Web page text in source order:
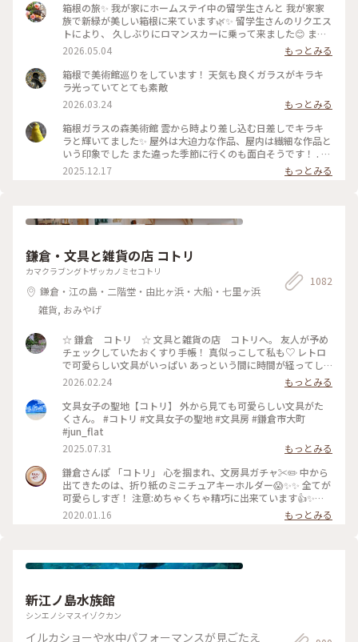
箱根の旅✨ 我が家にホームステイ中の留学生さんと 我が家家
族で新緑が美しい箱根に来ています🌿✨ 留学生さんのリクエス
トにより、 久しぶりにロマンスカーに乗って来ました😊 まず
は、箱根ガラスの森美術館へ°˖✧ 1番感動したのが、庭園でひ
ときわ輝いていた 「クリスタル・ガラスの藤の花」💙💜🤍 藤
の花は春から初夏にかけて 箱根の山間に美しく咲くそうで、
またイタリア•フィレンツェにも 名所があるそうです✨ その藤
の花をクリスタル・ガラスで表現... 爽やかな初夏の風と木漏れ
日に輝く様子は 夢のように美しかったです𖧷 ⁺. 【展示期間】
2026年3月14日から6月25日まで。 #箱根ガラスの森美術館 #
箱根 #ちいさな列車旅 #クリスタル・ガラスの藤の花 #藤の花
#藤 #久しぶりにロマンスカー
2026.05.04
もっとみる
箱根で美術館巡りをしています！ 天気も良くガラスがキラキ
ラ光っていてとても素敵
2026.03.24
もっとみる
箱根ガラスの森美術館 雲から時より差し込む日差しでキラキ
ラと輝いてました✨ 屋外は大迫力な作品、屋内は繊細な作品と
いう印象でした また違った季節に行くのも面白そうです！ . #
2025.12.17 もっとみる
鎌倉・文具と雑貨の店 コトリ
カマクラブングトザッカノミセコトリ
鎌倉・江の島・二階堂・由比ヶ浜・大船・七里ヶ浜
雑貨, おみやげ
1082
☆ 鎌倉 コトリ ☆ 文具と雑貨の店 コトリへ。 友人が予め
チェックしていたおくすり手帳！ 真似っこして私も♡ レトロ
で可愛らしい文具がいっぱい あっという間に時間が経ってし
まいます。 そして懲りずにまた、小さいファイルを買ってしま
った‥ #文具 #雑貨 #鎌倉 #鎌倉コトリ
2026.02.24
もっとみる
文具女子の聖地【コトリ】 外から見ても可愛らしい文具がた
くさん。 #コトリ #文具女子の聖地 #文具房 #鎌倉市大町
#jun_flat
2025.07.31
もっとみる
鎌倉さんぽ 「コトリ」 心を掴まれ、文房具ガチャ✂️✏️ 中から
出てきたのは、折り紙のミニチュアキーホルダー😱✨✨ 全てが
可愛らしすぎ！ 注意:めちゃくちゃ精巧に出来ています👍✨
集めたくなるやつです…笑。 #鎌倉#コトリ#ガチャガチャ#折
り紙
2020.01.16 もっとみる
新江ノ島水族館
シンエノシマスイゾクカン
イルカショーや水中パフォーマンスが見ごたえ